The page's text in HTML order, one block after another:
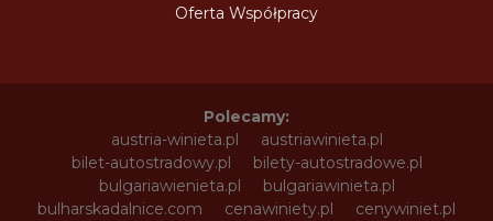
Oferta Współpracy
Polecamy:
austria-winieta.pl
austriawinieta.pl
bilet-autostradowy.pl
bilety-autostradowe.pl
bulgariawienieta.pl
bulgariawinieta.pl
bulharskadalnice.com
cenawiniety.pl
cenywiniet.pl